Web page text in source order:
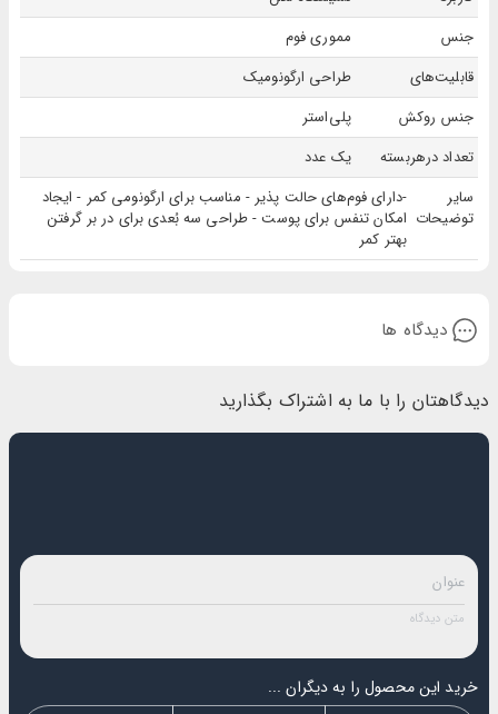
جنس
مموری فوم
قابلیت‌های
طراحی ارگونومیک
جنس روکش
پلی‌استر
تعداد درهربسته
یک عدد
سایر
توضیحات
-دارای فوم‌های حالت پذیر - مناسب برای ارگونومی کمر - ایجاد
امکان تنفس برای پوست - طراحی سه بُعدی برای در بر گرفتن
بهتر کمر
دیدگاه ها
دیدگاهتان را با ما به اشتراک بگذارید
خرید این محصول را به دیگران ...